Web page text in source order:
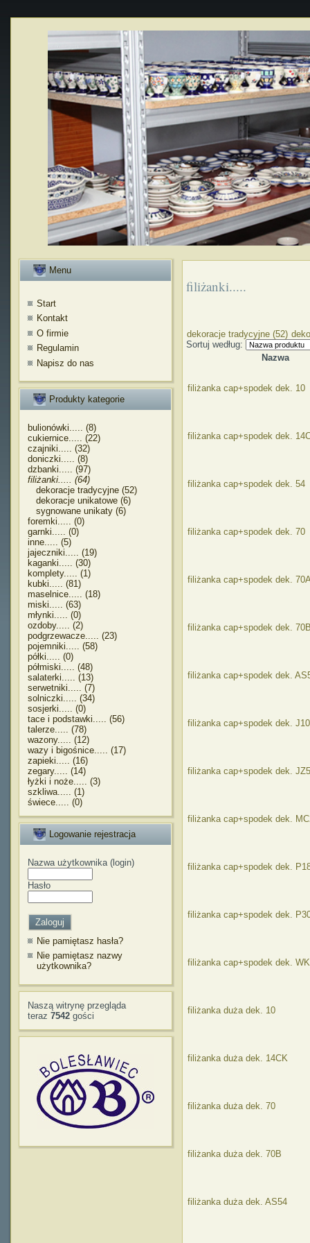
Menu
Start
Kontakt
O firmie
Regulamin
Napisz do nas
Produkty kategorie
bulionówki..... (8)
cukiernice..... (22)
czajniki..... (32)
doniczki..... (8)
dzbanki..... (97)
filiżanki..... (64)
dekoracje tradycyjne (52)
dekoracje unikatowe (6)
sygnowane unikaty (6)
foremki..... (0)
garnki..... (0)
inne..... (5)
jajeczniki..... (19)
kaganki..... (30)
komplety..... (1)
kubki..... (81)
maselnice..... (18)
miski..... (63)
młynki..... (0)
ozdoby..... (2)
podgrzewacze..... (23)
pojemniki..... (58)
półki..... (0)
półmiski..... (48)
salaterki..... (13)
serwetniki..... (7)
solniczki..... (34)
sosjerki..... (0)
tace i podstawki..... (56)
talerze..... (78)
wazony..... (12)
wazy i bigośnice..... (17)
zapieki..... (16)
zegary..... (14)
łyżki i noże..... (3)
szkliwa..... (1)
świece..... (0)
Logowanie rejestracja
Nazwa użytkownika (login)
Hasło
Nie pamiętasz hasła?
Nie pamiętasz nazwy
użytkownika?
Naszą witrynę przegląda
teraz 7542 gości
filiżanki.....
dekoracje tradycyjne (52)
Sortuj według:
Nazwa
filiżanka cap+spodek dek. 10
filiżanka cap+spodek dek.
filiżanka cap+spodek dek. 54
filiżanka cap+spodek dek. 70
filiżanka cap+spodek dek.
filiżanka cap+spodek dek.
filiżanka cap+spodek dek.
filiżanka cap+spodek dek.
filiżanka cap+spodek dek.
filiżanka cap+spodek dek.
filiżanka cap+spodek dek.
filiżanka cap+spodek dek.
filiżanka cap+spodek dek.
filiżanka duża dek. 10
filiżanka duża dek. 14CK
filiżanka duża dek. 70
filiżanka duża dek. 70B
filiżanka duża dek. AS54